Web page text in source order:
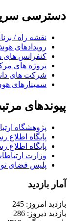
دسترسی
نقشه راه /
رویدادهای
کنفرانس
پروژه های
شرکت های
سمینارهای
پیوندهای
پژوهشگاه
پایگاه اطلاع
پایگاه اطلاع
وزارت
پلیس فضای
آمار بازدید
بازدید امروز: 245
بازدید دیروز: 286